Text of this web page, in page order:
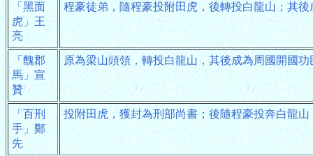
「黑面
虎」王
亮
程豪徒弟，隨程豪投附田虎，後轉投白龍山；其
「醜郡
馬」宣
贊
原為梁山頭領，轉投白龍山，其後成為周國開國功
「百刑
手」鄭
先
投附田虎，獲封為刑部尚書；後隨程豪投奔白龍